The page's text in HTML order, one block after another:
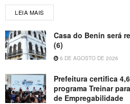
LEIA MAIS
Casa do Benin será
(6)
6 DE AGOSTO DE 2026
Prefeitura certifica
programa Treinar
de Empregabilidade